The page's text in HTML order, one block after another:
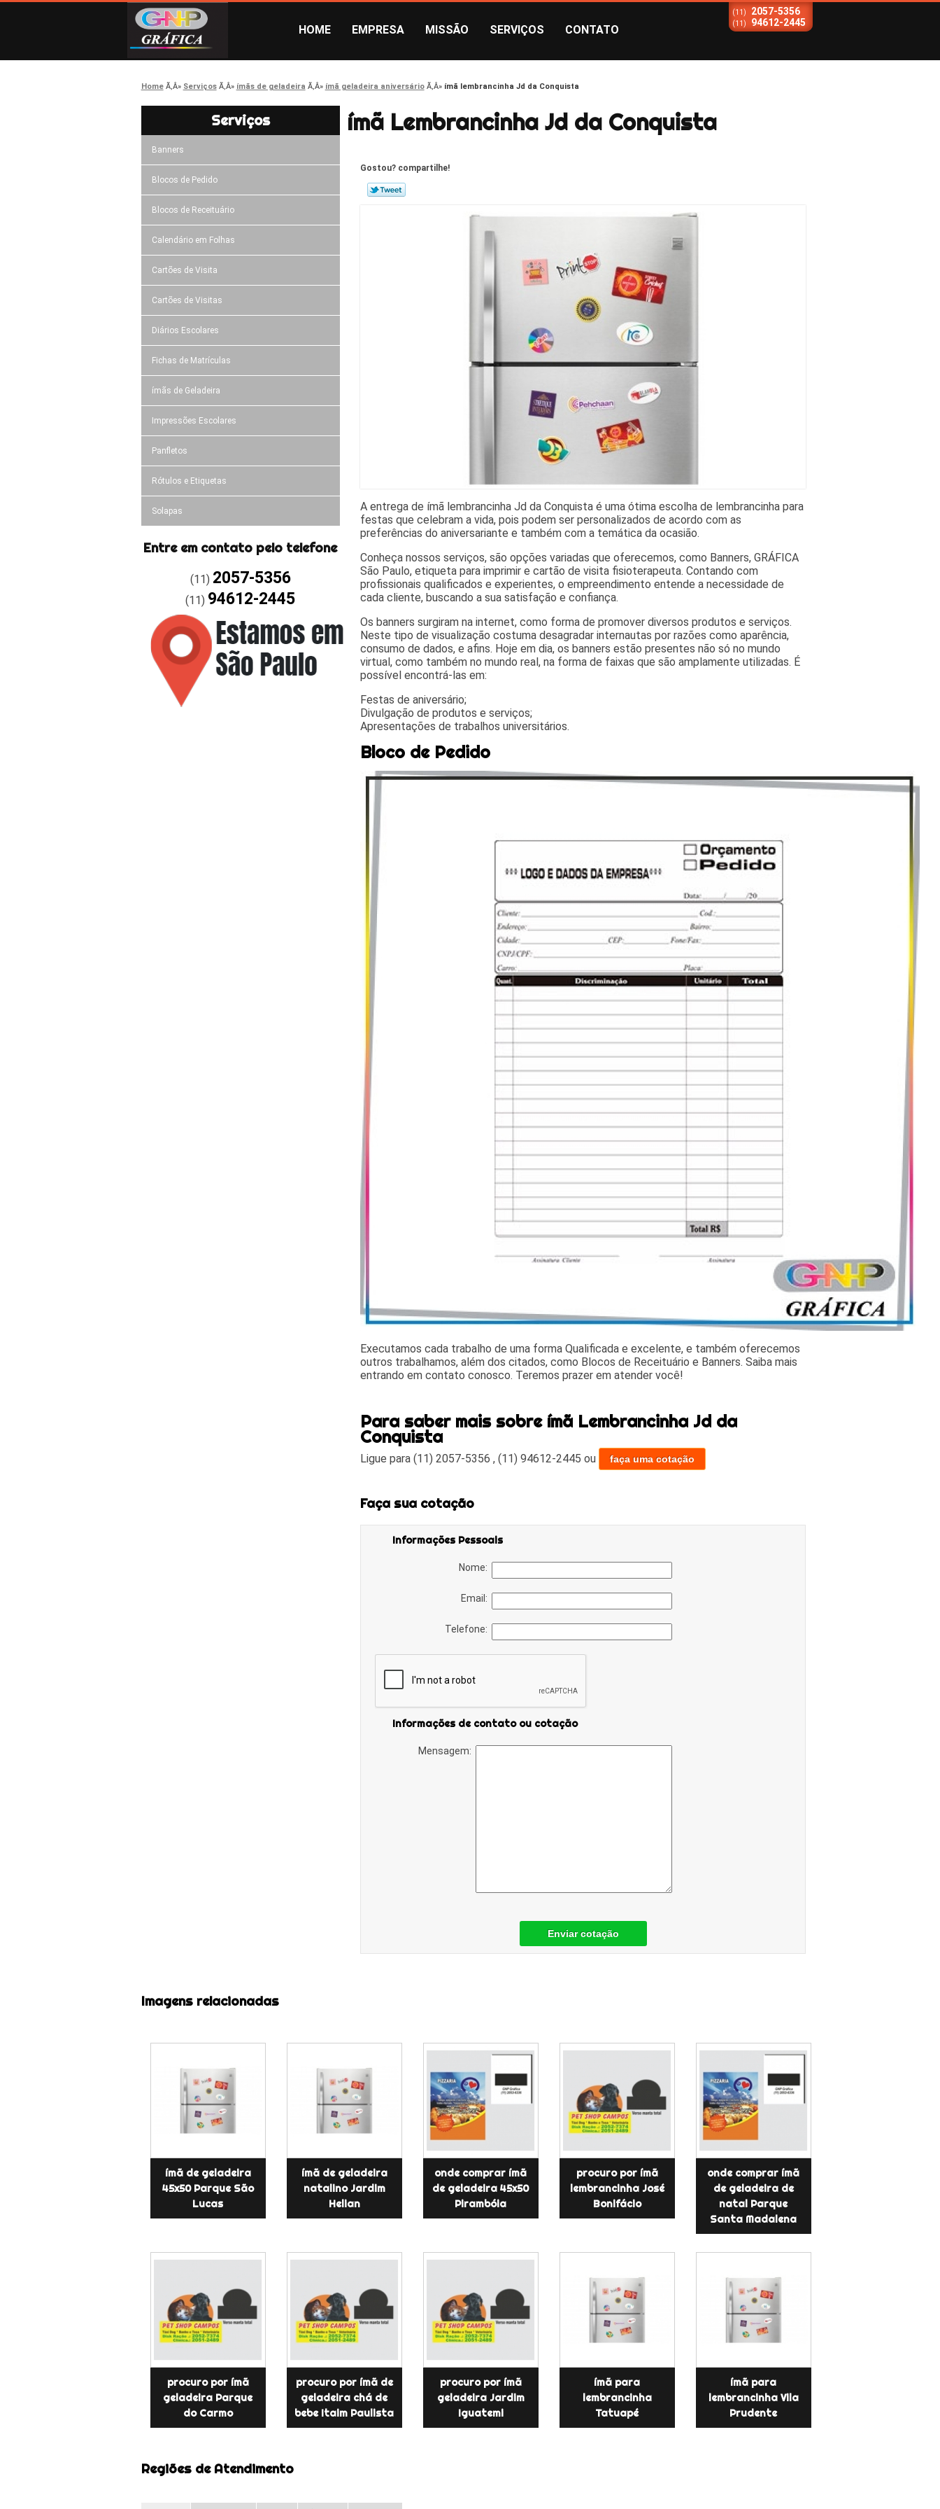
HOME EMPRESA MISSÃO SERVIÇOS CONTATO
(11) 2057-5356
(11) 94612-2445
Home Serviços ímãs de geladeira ímã geladeira aniversário ímã lembrancinha Jd da Conquista
Serviços
Banners
Blocos de Pedido
Blocos de Receituário
Calendário em Folhas
Cartões de Visita
Cartões de Visitas
Diários Escolares
Fichas de Matrículas
ímãs de Geladeira
Impressões Escolares
Panfletos
Rótulos e Etiquetas
Solapas
Entre em contato pelo telefone
(11) 2057-5356
(11) 94612-2445
ímã Lembrancinha Jd da Conquista
Gostou? compartilhe!
A entrega de ímã lembrancinha Jd da Conquista é uma ótima escolha de lembrancinha para
festas que celebram a vida, pois podem ser personalizados de acordo com as
preferências do aniversariante e também com a temática da ocasião.
Conheça nossos serviços, são opções variadas que oferecemos, como Banners, GRÁFICA
São Paulo, etiqueta para imprimir e cartão de visita fisioterapeuta. Contando com
profissionais qualificados e experientes, o empreendimento entende a necessidade de
cada cliente, buscando a sua satisfação e confiança.
Os banners surgiram na internet, como forma de promover diversos produtos e serviços.
Neste tipo de visualização costuma desagradar internautas por razões como aparência,
consumo de dados, e afins. Hoje em dia, os banners estão presentes não só no mundo
virtual, como também no mundo real, na forma de faixas que são amplamente utilizadas. É
possível encontrá-las em:
Festas de aniversário;
Divulgação de produtos e serviços;
Apresentações de trabalhos universitários.
Bloco de Pedido
Executamos cada trabalho de uma forma Qualificada e excelente, e também oferecemos
outros trabalhamos, além dos citados, como Blocos de Receituário e Banners. Saiba mais
entrando em contato conosco. Teremos prazer em atender você!
Para saber mais sobre ímã Lembrancinha Jd da
Conquista
Ligue para(11) 2057-5356 ,(11) 94612-2445 ou faça uma cotação
Faça sua cotação
Informações Pessoais
Nome:
Email:
Telefone:
Informações de contato ou cotação
Mensagem:
Enviar cotação
Imagens relacionadas
ímã de geladeira
45x50 Parque São
Lucas
ímã de geladeira
natalino Jardim
Helian
onde comprar ímã
de geladeira 45x50
Pirambóia
procuro por ímã
lembrancinha José
Bonifácio
onde comprar ímã
de geladeira de
natal Parque
Santa Madalena
procuro por ímã
geladeira Parque
do Carmo
procuro por ímã de
geladeira chá de
bebe Itaim Paulista
procuro por ímã
geladeira Jardim
Iguatemi
ímã para
lembrancinha
Tatuapé
ímã para
lembrancinha Vila
Prudente
Regiões de Atendimento